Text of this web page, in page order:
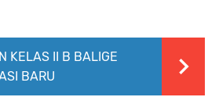
KELAS II B BALIGE
BARU